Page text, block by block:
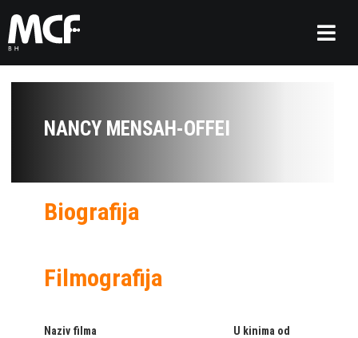
NANCY MENSAH-OFFEI
Biografija
Filmografija
Naziv filma U kinima od